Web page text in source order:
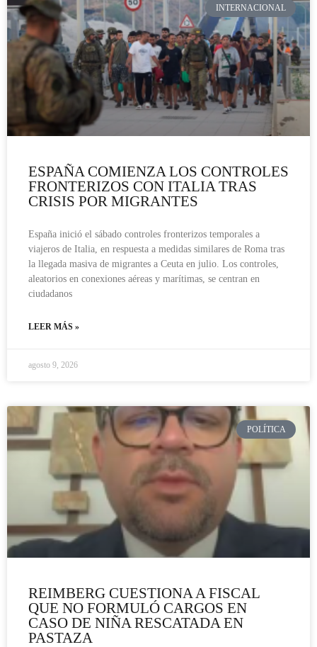
INTERNACIONAL
ESPAÑA COMIENZA LOS CONTROLES
FRONTERIZOS CON ITALIA TRAS
CRISIS POR MIGRANTES
España inició el sábado controles fronterizos temporales a
viajeros de Italia, en respuesta a medidas similares de Roma tras
la llegada masiva de migrantes a Ceuta en julio. Los controles,
aleatorios en conexiones aéreas y marítimas, se centran en
ciudadanos
LEER MÁS »
agosto 9, 2026
POLÍTICA
REIMBERG CUESTIONA A FISCAL
QUE NO FORMULÓ CARGOS EN
CASO DE NIÑA RESCATADA EN
PASTAZA